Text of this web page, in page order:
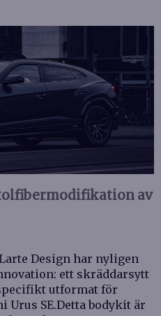
av
Design har nyligen
ett skräddarsytt
utformat för
SE.Detta bodykit är